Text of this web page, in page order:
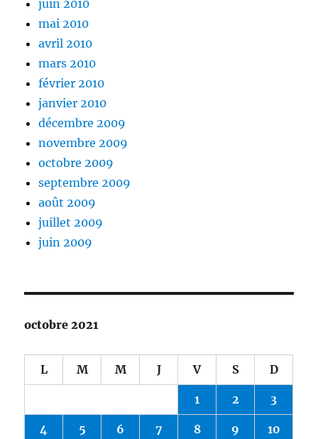
juin 2010
mai 2010
avril 2010
mars 2010
février 2010
janvier 2010
décembre 2009
novembre 2009
octobre 2009
septembre 2009
août 2009
juillet 2009
juin 2009
octobre 2021
L M M J V S D
1 2 3
4 5 6 7 8 9 10